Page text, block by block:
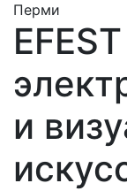
Перми
и